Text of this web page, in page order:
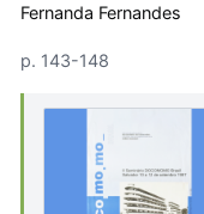
Fernanda Fernandes
p. 143-148